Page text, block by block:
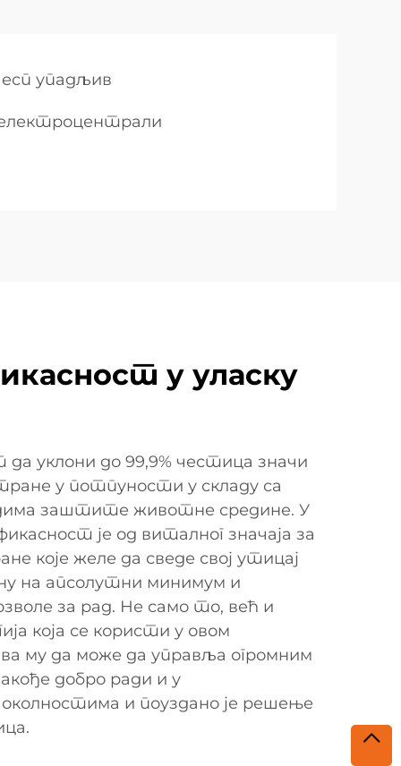
есп упадљив
у уласку
да уклони до 99,9% честица значи
у потпуности у складу са
заштите животне средине. У
је од виталног значаја за
које желе да сведе свој утицај
на апсолутни минимум и
за рад. Не само то, већ и
која се користи у овом
му да може да управља огромним
добро ради и у
и поуздано је решење